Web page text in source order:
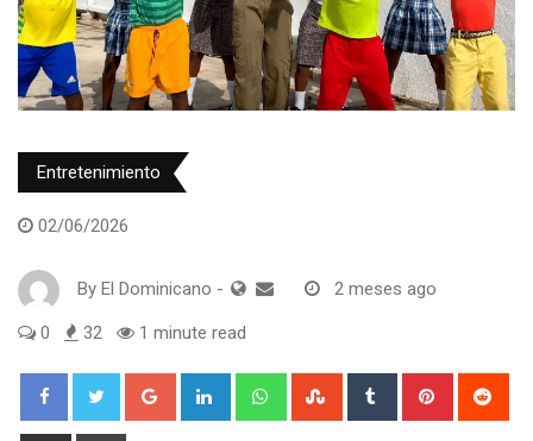
Entretenimiento
02/06/2026
By El Dominicano - 2 meses ago
0 32 1 minute read
Google+ LinkedIn WhatsappStumbleUpon
Tumblr Pinterest